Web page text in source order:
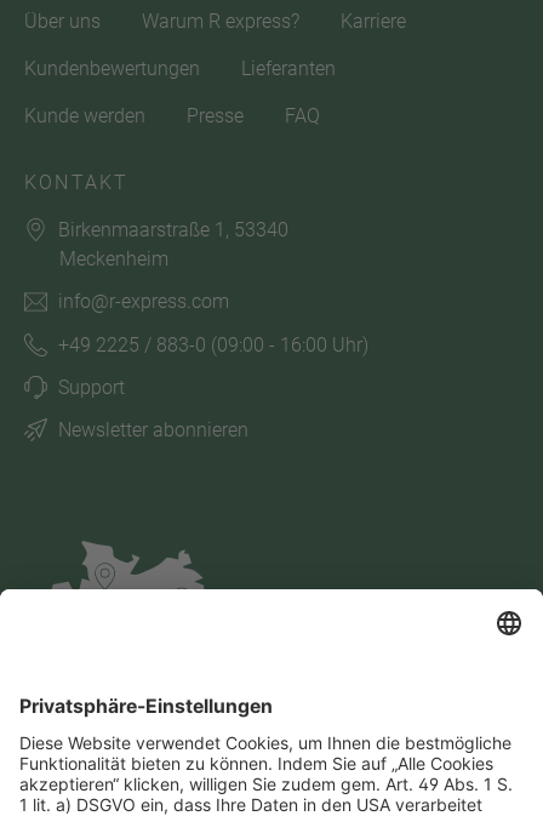
Über uns
Warum R express? Karriere
Kundenbewertungen Lieferanten
Kunde werden Presse FAQ
KONTAKT
Birkenmaarstraße 1, 53340
Meckenheim
info@r-express.com
+49 2225 / 883-0 (09:00 - 16:00 Uhr)
Support
Newsletter abonnieren